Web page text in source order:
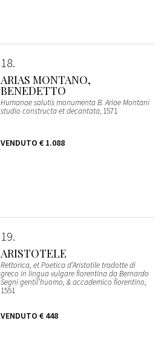
18
ARIAS MONTANO,
BENEDETTO
Humanae salutis monumenta B. Ariae Montani
studio constructa et decantata, 1571
VENDUTO € 1.088
19
ARISTOTELE
Rettorica, et Poetica d’Aristotile tradotte di
greco in lingua vulgare fiorentina da Bernardo
Segni gentil’huomo, & accademico fiorentino,
1551
VENDUTO € 448